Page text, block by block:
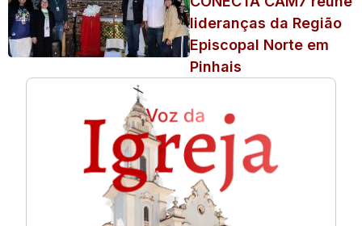
lideranças da Região
Episcopal Norte em
Pinhais